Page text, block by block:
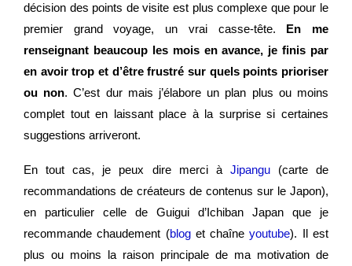
décision des points de visite est plus complexe que pour le
premier grand voyage, un vrai casse-tête. En me
renseignant beaucoup les mois en avance, je finis par
en avoir trop et d’être frustré sur quels points prioriser
ou non. C’est dur mais j’élabore un plan plus ou moins
complet tout en laissant place à la surprise si certaines
suggestions arriveront.
En tout cas, je peux dire merci à Jipangu (carte de
recommandations de créateurs de contenus sur le Japon),
en particulier celle de Guigui d’Ichiban Japan que je
recommande chaudement (bloget chaîneyoutube). Il est
plus ou moins la raison principale de ma motivation de